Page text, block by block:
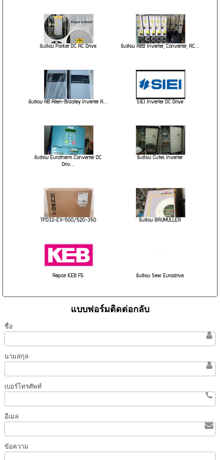
รับซ่อม Parker DC AC Drive รับซ่อม ABB Inverter, Converter, AC...
รับซ่อม AB Allen-Bradley Inverter A... SIEI Inverter DC Drive
รับซ่อม Eurotherm Converter DC
Driv...
รับซ่อม Cutes Inverter
TPD32-EV-500/520-350 รับซ่อม BAUMULLER
Repair KEB F5 รับซ่อม Sew Eurodrive
แบบฟอร์มติดต่อกลับ
ชื่อ
นามสกุล
เบอร์โทรศัพท์
อีเมล
ข้อความ